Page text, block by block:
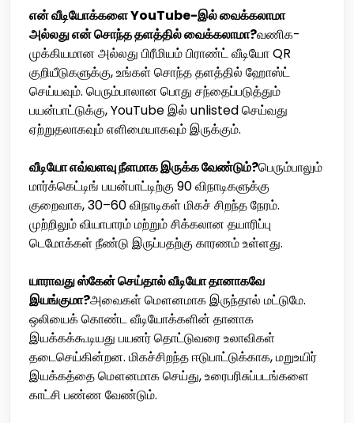
என் வீடியோக்களை YouTube-இல் வைக்கலாமா
அல்லது என் சொந்த தளத்தில் வைக்கலாமா?வணிக-
முக்கியமான அல்லது பிரீமியம் பிராண்ட் வீடியோ QR
குறியீடுகளுக்கு, உங்கள் சொந்த தளத்தில் ஹோஸ்ட்
செய்யவும். பெரும்பாலான பொது சந்தைப்படுத்தும்
பயன்பாட்டுக்கு, YouTube இல் unlisted செய்வது
ஏற்றுதலாகவும் எளிமையாகவும் இருக்கும்.
வீடியோ எவ்வளவு நீளமாக இருக்க வேண்டும்?பெரும்பாலும்
மார்க்கெட்டிங் பயன்பாட்டிற்கு 90 விநாடிகளுக்கு
குறைவாக, 30–60 விநாடிகள் மிகச் சிறந்த நேரம்.
முற்றிலும் வியாபாரம் மற்றும் சிக்கலான தயாரிப்பு
டெமோக்கள் நீண்டு இருப்பதற்கு காரணம் உள்ளது.
யாராவது ஸ்கேன் செய்தால் வீடியோ தானாகவே
இயங்குமா?அவைகள் மௌனமாக இருந்தால் மட்டுமே.
ஒலியைக் கொண்ட வீடியோக்களின் தானாக
இயக்கக்கூடியது பயனர் தொட்டுவரை உலாவிகள்
தடைசெய்கின்றன. மிகச்சிறந்த ஈடுபாட்டுக்காக, மறுஉயிர்
இயக்கத்தை மௌனமாக செய்து, உரைபரிசுப்படங்களை
காட்சி பண்ண வேண்டும்.